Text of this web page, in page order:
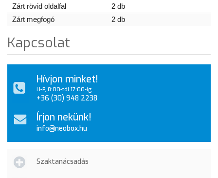
Zárt rövid oldalfal
2 db
Zárt megfogó
2 db
Kapcsolat
Hívjon minket!
H-P, 8:00-tól 17:00-ig
+36 (30) 948 2238
Írjon nekünk!
info@neobox.hu
Szaktanácsadás